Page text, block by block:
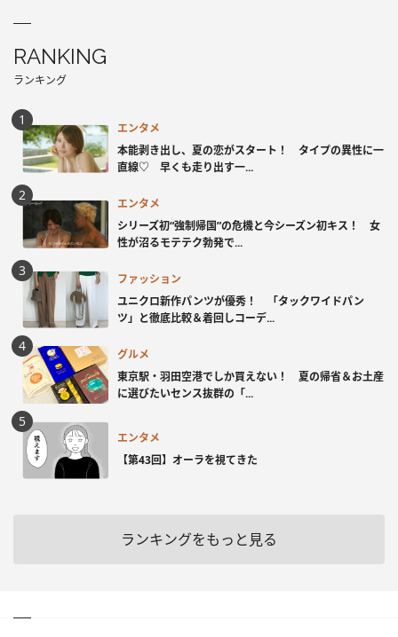
RANKING
ランキング
エンタメ
本能剥き出し、夏の恋がスタート！ タイプの異性に一
直線♡ 早くも走り出す一...
エンタメ
シリーズ初“強制帰国”の危機と今シーズン初キス！ 女
性が沼るモテテク勃発で...
ファッション
ユニクロ新作パンツが優秀！ 「タックワイドパン
ツ」と徹底比較＆着回しコーデ...
グルメ
東京駅・羽田空港でしか買えない！ 夏の帰省＆お土産
に選びたいセンス抜群の「...
エンタメ
【第43回】オーラを視てきた
ランキングをもっと見る